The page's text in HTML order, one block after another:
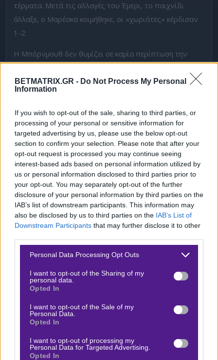
BETMATRIX.GR - Do Not Process My Personal
Information
If you wish to opt-out of the sale, sharing to third parties, or
processing of your personal or sensitive information for
targeted advertising by us, please use the below opt-out
section to confirm your selection. Please note that after your
opt-out request is processed you may continue seeing
interest-based ads based on personal information utilized by
us or personal information disclosed to third parties prior to
your opt-out. You may separately opt-out of the further
disclosure of your personal information by third parties on the
IAB’s list of downstream participants. This information may
also be disclosed by us to third parties on the IAB’s List of
Downstream Participants that may further disclose it to other
Please note that this website/app uses one or more Google
not limited to your visit or usage behaviour. You may click to
grant or deny consent to Google and its third-party tags to
use your data for below specified purposes in below Google
consent section.
Personal Data Processing Opt Outs
I want to opt-out of the Sharing of my
personal data.
Opted In
I want to opt-out of the Sale of my
Personal Data.
Opted In
I want to opt-out of processing my
Personal Data for Targeted Advertising.
Opted In
τέρματα. Μετά τις αλλαγές του Έμερι, το παιχνίδι
άλλαξε, ο Μαρέσκα κοιμήθηκε, οι «χωριάτες» κέρδισαν
1-2.
Η Μπόρνμουθ δεν θυμίζει σε καμία περίπτωση την
δίχως νίκη (0-4-5), έχοντας μάλιστα δεχτεί σε αυτές τις
αναμετρήσεις 22 τέρματα. Ο κόουτς Ιραόλα ψάχνει την
κατάλληλη φόρμουλα, αλλά το παρατεταμένο
ντεφορμάρισμα ορισμένων παικτών και κάποιες
απουσίες, δεν βοηθούν τον Ισπανό τεχνικό. Ως εκ
τούτου, η Μπόρνμουθ βρίσκεται χαμηλά στη
βαθμολογία, αλλά θεωρώ απίθανο να κινδυνέψει.
Τι παίζουμε
Η Τσέλσι, εάν παρουσιάσει το καλό πρόσωπό της, θα
επικρατήσει εύκολα. Εξάλλου, ποιοτικά υπερτερεί. Η
Μπόρνμουθ πραγματικά δεν βλέπεται, είναι σε πολύ
κακό φεγγάρι και δύσκολα θα καταφέρει να πάρει
αποτέλεσμα στο «Στάμφορντ Μπριτζ». Επιλογή ο άσος
με over 1,5.
Μπορείς να με ακολουθήσεις στο
για καθημερινό περιεχόμενο, όπως και στο
instagram
για έξτρα περιεχόμενο και συμβουλές!
Δείτε με ένα κλικ τις καλύτερες προσφορές της ημέρας